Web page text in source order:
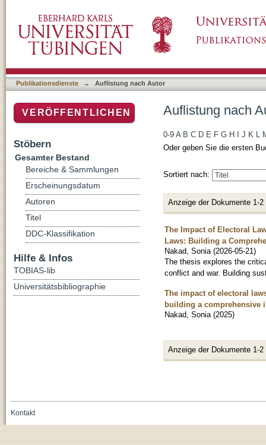
Publikationsdienste → Auflistung nach Autor
Auflistung nach
0-9 A B C D E F G H J K L
Oder geben Sie die ersten
Sortiert nach:
Anzeige der Dokumente 1-2
The Impact of Electoral
Laws: Building a
Nakad, Sonia (2026-05-21)
The thesis explores the
conflict and war. Building
The impact of electoral
building a comprehensive
Nakad, Sonia (2025)
Anzeige der Dokumente 1-2
VERÖFFENTLICHEN
Stöbern
Gesamter Bestand
Bereiche & Sammlungen
Erscheinungsdatum
Autoren
Titel
DDC-Klassifikation
Hilfe & Infos
TOBIAS-lib
Universitätsbibliographie
Kontakt